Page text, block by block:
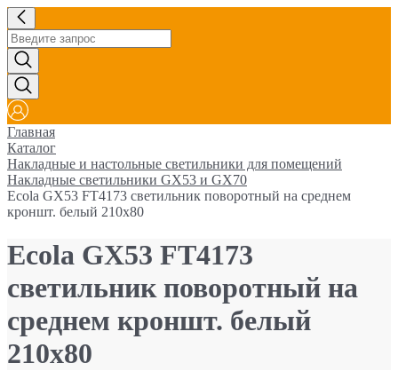
Главная
Каталог
Накладные и настольные светильники для помещений
Накладные светильники GX53 и GX70
Ecola GX53 FT4173 светильник поворотный на среднем
кроншт. белый 210x80
Ecola GX53 FT4173
светильник поворотный на
среднем кроншт. белый
210x80